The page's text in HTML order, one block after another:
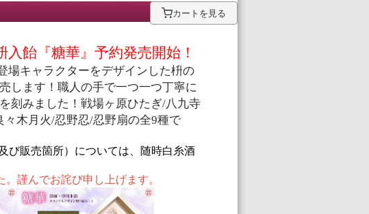
入飴 『糖華』予約発売開始！
場キャラクターをデザイン した枡の
します！職人の手で一つ一つ丁寧に
刻みました！戦場ヶ原ひたぎ/八九寺
々木月火/忍野忍/忍野扇の全9種で
び販売箇所）については、随時白糸酒
謹んでお詫び申し上げます。
カートを見る